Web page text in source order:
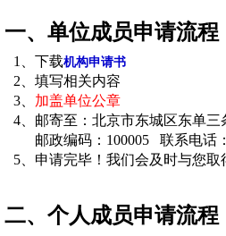
一、单位成员申请流程
1、下载机构申请书
2、填写相关内容
3、 加盖单位公章
4、邮寄至：北京市东城区东单
邮政编码：100005 联系电话：
5、申请完毕！我们会及时与您取
二、个人成员申请流程